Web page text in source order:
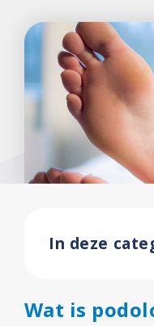
Voetoefeningen
Over ons
Contact
In deze
Wat is